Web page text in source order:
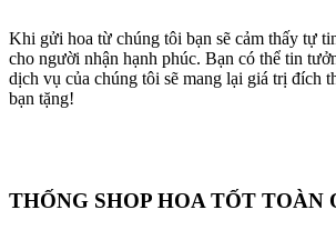
Khi gửi hoa từ chúng tôi bạn sẽ cảm thấy tự
cho người nhận hạnh phúc. Bạn có thể tin
dịch vụ của chúng tôi sẽ mang lại giá trị đích
bạn tặng!
THỐNG SHOP HOA TỐT TOÀN